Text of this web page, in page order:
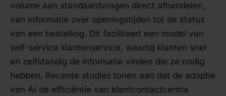
volume aan standaardvragen direct afhandelen,
van informatie over openingstijden tot de status
van een bestelling. Dit faciliteert een model van
self-service klantenservice, waarbij klanten snel
en zelfstandig de informatie vinden die ze nodig
hebben. Recente studies tonen aan dat de adoptie
van AI de efficiëntie van klantcontactcentra